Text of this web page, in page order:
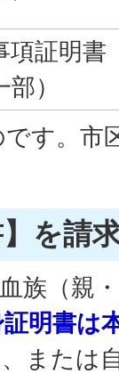
項証明書
）
す。市
】を請
族（親
明書は
または